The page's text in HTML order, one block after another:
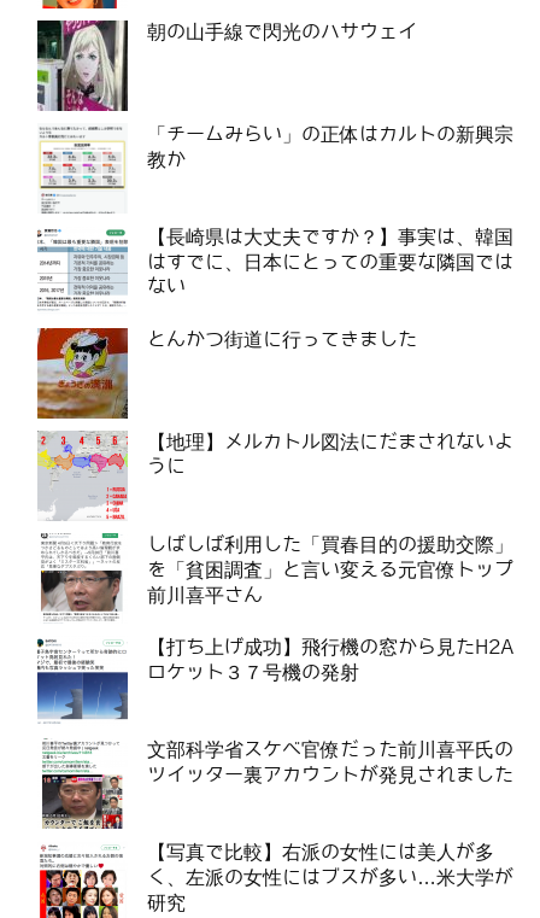
朝の山手線で閃光のハサウェイ
「チームみらい」の正体はカルトの新興宗
教か
【長崎県は大丈夫ですか？】事実は、韓国
はすでに、日本にとっての重要な隣国では
ない
とんかつ街道に行ってきました
【地理】メルカトル図法にだまされないよ
うに
しばしば利用した「買春目的の援助交際」
を「貧困調査」と言い変える元官僚トップ
前川喜平さん
【打ち上げ成功】飛行機の窓から見たH2A
ロケット３７号機の発射
文部科学省スケベ官僚だった前川喜平氏の
ツイッター裏アカウントが発見されました
【写真で比較】右派の女性には美人が多
く、左派の女性にはブスが多い…米大学が
研究